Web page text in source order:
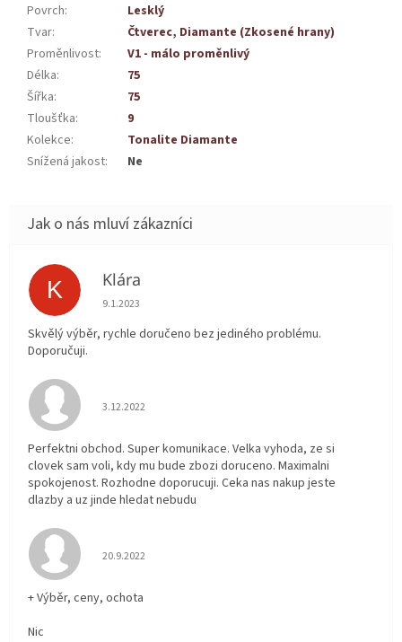
Povrch:
Lesklý
Tvar: Čtverec, Diamante (Zkosené hrany)
Proměnlivost:
V1 - málo proměnlivý
Délka:
75
Šířka:
75
Tloušťka:
9
Kolekce:
Tonalite Diamante
Snížená jakost: Ne
K Klára
Hodnocení obchodu je 5 z 5 hvězdiček.
9.1.2023
Skvělý výběr, rychle doručeno bez jediného problému.
Doporučuji.
Hodnocení obchodu je 5 z 5 hvězdiček.
3.12.2022
Perfektni obchod. Super komunikace. Velka vyhoda, ze si
clovek sam voli, kdy mu bude zbozi doruceno. Maximalni
spokojenost. Rozhodne doporucuji. Ceka nas nakup jeste
dlazby a uz jinde hledat nebudu
Hodnocení obchodu je 5 z 5 hvězdiček.
20.9.2022
+ Výběr, ceny, ochota
Nic